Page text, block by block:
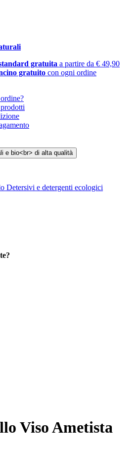
gratuita a partire da € 49,90
gratuito con ogni ordine
Detersivi e detergenti ecologici
Viso Ametista